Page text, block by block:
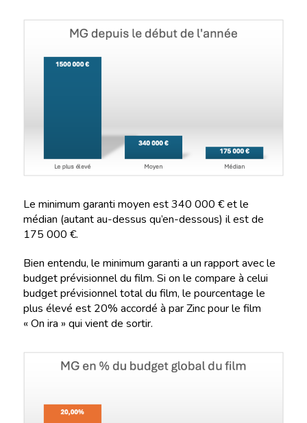
Le minimum garanti moyen est 340 000 € et le
médian (autant au-dessus qu’en-dessous) il est de
175 000 €.
Bien entendu, le minimum garanti a un rapport avec le
budget prévisionnel du film. Si on le compare à celui
budget prévisionnel total du film, le pourcentage le
plus élevé est 20% accordé à par Zinc pour le film
« On ira » qui vient de sortir.